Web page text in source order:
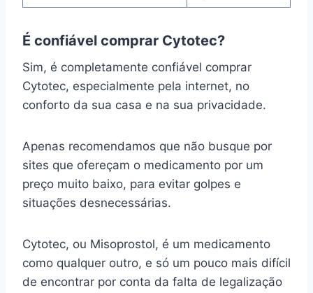
É confiável comprar Cytotec?
Sim, é completamente confiável comprar
Cytotec, especialmente pela internet, no
conforto da sua casa e na sua privacidade.
Apenas recomendamos que não busque por
sites que ofereçam o medicamento por um
preço muito baixo, para evitar golpes e
situações desnecessárias.
Cytotec, ou Misoprostol, é um medicamento
como qualquer outro, e só um pouco mais difícil
de encontrar por conta da falta de legalização